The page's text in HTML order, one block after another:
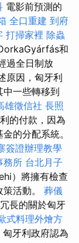
電影前預測的
全口重建 到府
打掃家裡 除蟲
和
過全日制放
原因，匈牙利
一些轉移到
雄徵信社 長照
的付款，因為
的分配系統。
簽證辦理教學
務所 台北月子
）將擁有檢查
活動。 葬儀
長的關於匈牙
式料理外燴方
牙利政府認為